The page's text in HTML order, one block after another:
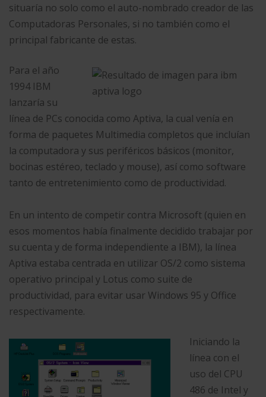
situaría no solo como el auto-nombrado creador de las
Computadoras Personales, si no también como el
principal fabricante de estas.
Para el año
1994 IBM
lanzaría su
línea de PCs conocida como Aptiva, la cual venía en
forma de paquetes Multimedia completos que incluían
la computadora y sus periféricos básicos (monitor,
bocinas estéreo, teclado y mouse), así como software
tanto de entretenimiento como de productividad.
En un intento de competir contra Microsoft (quien en
esos momentos había finalmente decidido trabajar por
su cuenta y de forma independiente a IBM), la línea
Aptiva estaba centrada en utilizar OS/2 como sistema
operativo principal y Lotus como suite de
productividad, para evitar usar Windows 95 y Office
respectivamente.
Iniciando la
línea con el
uso del CPU
486 de Intel y